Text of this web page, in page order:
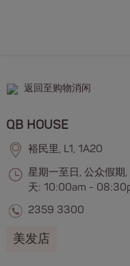
返回至购物消闲
QB HOUSE
裕民里, L1, 1A20
星期一至日, 公众假期
天: 10:00am -
2359 3300
美发店